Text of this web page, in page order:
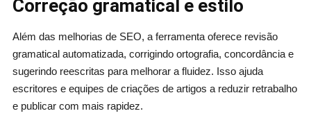
Correção gramatical e estilo
Além das melhorias de SEO, a ferramenta oferece revisão
gramatical automatizada, corrigindo ortografia, concordância e
sugerindo reescritas para melhorar a fluidez. Isso ajuda
escritores e equipes de criações de artigos a reduzir retrabalho
e publicar com mais rapidez.